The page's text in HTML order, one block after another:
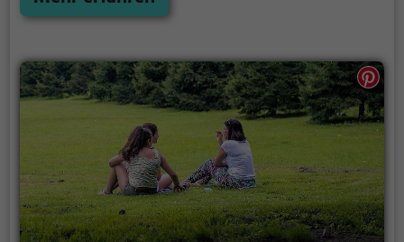
Möglichkeiten zur Entspannung.